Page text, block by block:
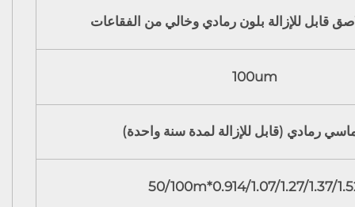
قابل للإزالة بلون رمادي وخالي من الفقاعات
100um
رمادي (قابل للإزالة لمدة سنة واحدة)
0.914/1.07/1.27/1.37/1.52*50/